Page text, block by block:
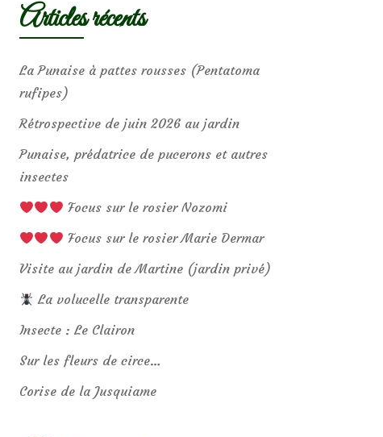
Articles récents
La Punaise à pattes rousses (Pentatoma
rufipes)
Rétrospective de juin 2026 au jardin
Punaise, prédatrice de pucerons et autres
insectes
Focus sur le rosier Nozomi
Focus sur le rosier Marie Dermar
Visite au jardin de Martine (jardin privé)
La volucelle transparente
Insecte : Le Clairon
Sur les fleurs de circe…
Corise de la Jusquiame